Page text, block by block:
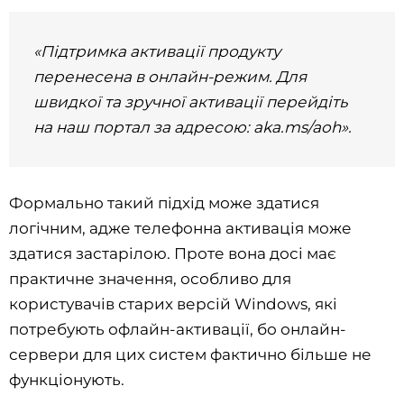
«Підтримка активації продукту
перенесена в онлайн-режим. Для
швидкої та зручної активації перейдіть
на наш портал за адресою: aka.ms/aoh».
Формально такий підхід може здатися
логічним, адже телефонна активація може
здатися застарілою. Проте вона досі має
практичне значення, особливо для
користувачів старих версій Windows, які
потребують офлайн-активації, бо онлайн-
сервери для цих систем фактично більше не
функціонують.